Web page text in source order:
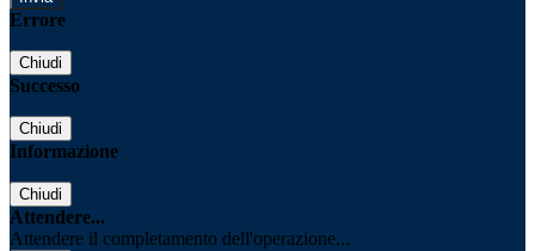
Errore
Chiudi
Successo
Chiudi
Informazione
Chiudi
Attendere...
Attendere il completamento dell'operazione...